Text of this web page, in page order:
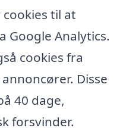
til at
Google Analytics.
cookies fra
Disse
40 dage,
forsvinder.